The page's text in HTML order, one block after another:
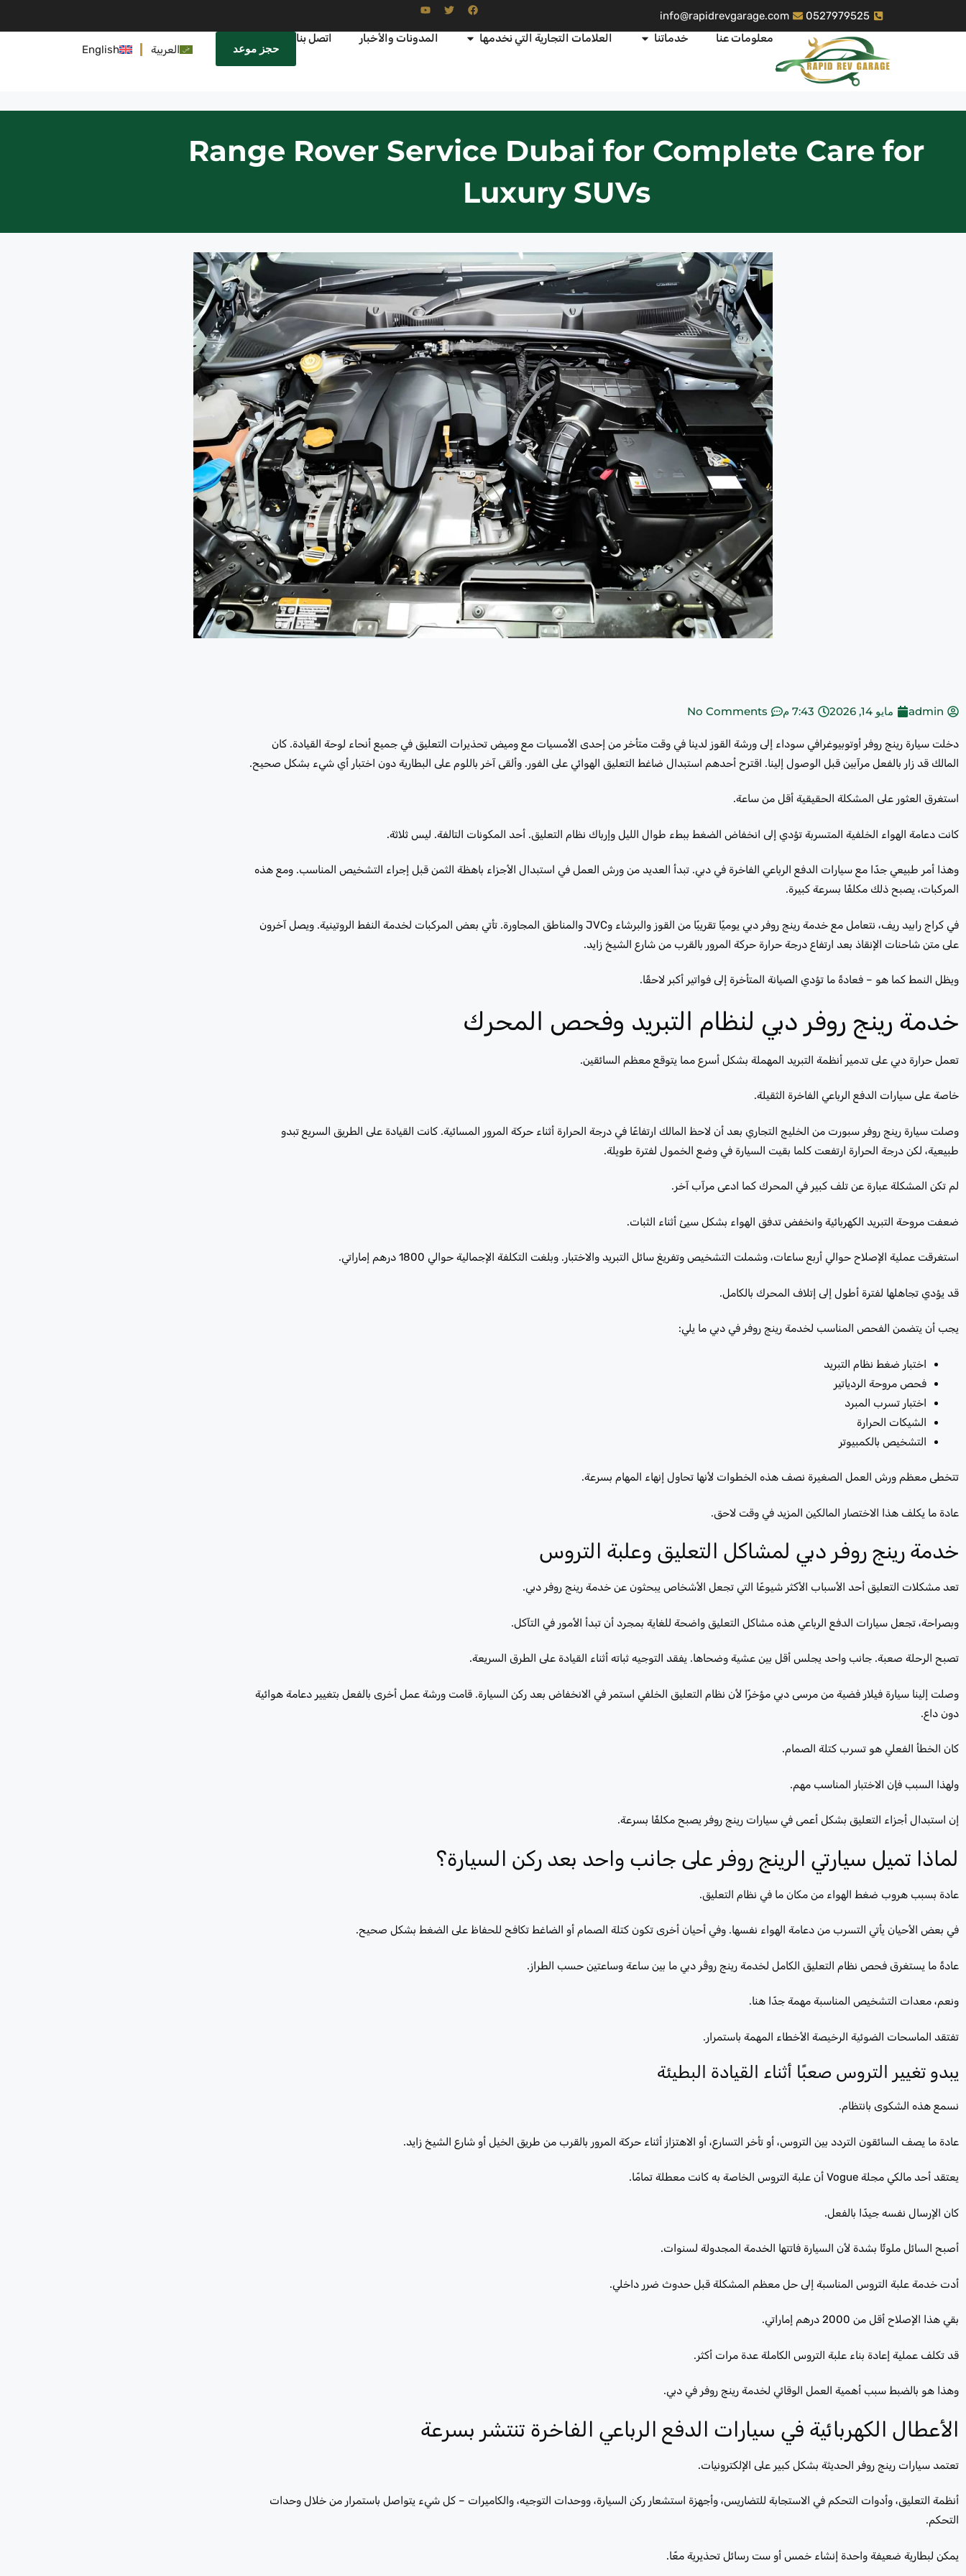
0527979525
info@rapidrevgarage.com
معلومات عنا
خدماتنا العلامات التجارية التي نخدمها المدونات والأخبار اتصل بنا
حجز موعد العربية English
Range Rover Service Dubai for Complete Care for
Luxury SUVs
admin مايو 14, 2026 7:43 م No Comments
دخلت سيارة رينج روفر أوتوبيوغرافي سوداء إلى ورشة القوز لدينا في وقت متأخر من إحدى الأمسيات مع وميض تحذيرات التعليق في جميع أنحاء لوحة القيادة. كان
المالك قد زار بالفعل مرآبين قبل الوصول إلينا. اقترح أحدهم استبدال ضاغط التعليق الهوائي على الفور. وألقى آخر باللوم على البطارية دون اختبار أي شيء بشكل صحيح.
استغرق العثور على المشكلة الحقيقية أقل من ساعة.
كانت دعامة الهواء الخلفية المتسربة تؤدي إلى انخفاض الضغط ببطء طوال الليل وإرباك نظام التعليق. أحد المكونات التالفة. ليس ثلاثة.
وهذا أمر طبيعي جدًا مع سيارات الدفع الرباعي الفاخرة في دبي. تبدأ العديد من ورش العمل في استبدال الأجزاء باهظة الثمن قبل إجراء التشخيص المناسب. ومع هذه
المركبات، يصبح ذلك مكلفًا بسرعة كبيرة.
في كراج رابيد ريف، نتعامل مع خدمة رينج روفر دبي يوميًا تقريبًا من القوز والبرشاء وJVC والمناطق المجاورة. تأتي بعض المركبات لخدمة النفط الروتينية. ويصل آخرون
على متن شاحنات الإنقاذ بعد ارتفاع درجة حرارة حركة المرور بالقرب من شارع الشيخ زايد.
ويظل النمط كما هو – فعادةً ما تؤدي الصيانة المتأخرة إلى فواتير أكبر لاحقًا.
خدمة رينج روفر دبي لنظام التبريد وفحص المحرك
تعمل حرارة دبي على تدمير أنظمة التبريد المهملة بشكل أسرع مما يتوقع معظم السائقين.
خاصة على سيارات الدفع الرباعي الفاخرة الثقيلة.
وصلت سيارة رينج روفر سبورت من الخليج التجاري بعد أن لاحظ المالك ارتفاعًا في درجة الحرارة أثناء حركة المرور المسائية. كانت القيادة على الطريق السريع تبدو
طبيعية، لكن درجة الحرارة ارتفعت كلما بقيت السيارة في وضع الخمول لفترة طويلة.
لم تكن المشكلة عبارة عن تلف كبير في المحرك كما ادعى مرآب آخر.
ضعفت مروحة التبريد الكهربائية وانخفض تدفق الهواء بشكل سيئ أثناء الثبات.
استغرقت عملية الإصلاح حوالي أربع ساعات، وشملت التشخيص وتفريغ سائل التبريد والاختبار. وبلغت التكلفة الإجمالية حوالي 1800 درهم إماراتي.
قد يؤدي تجاهلها لفترة أطول إلى إتلاف المحرك بالكامل.
يجب أن يتضمن الفحص المناسب لخدمة رينج روفر في دبي ما يلي:
اختبار ضغط نظام التبريد
فحص مروحة الردياتير
اختبار تسرب المبرد
الشيكات الحرارة
التشخيص بالكمبيوتر
تتخطى معظم ورش العمل الصغيرة نصف هذه الخطوات لأنها تحاول إنهاء المهام بسرعة.
عادة ما يكلف هذا الاختصار المالكين المزيد في وقت لاحق.
خدمة رينج روفر دبي لمشاكل التعليق وعلبة التروس
تعد مشكلات التعليق أحد الأسباب الأكثر شيوعًا التي تجعل الأشخاص يبحثون عن خدمة رينج روفر دبي.
وبصراحة، تجعل سيارات الدفع الرباعي هذه مشاكل التعليق واضحة للغاية بمجرد أن تبدأ الأمور في التآكل.
تصبح الرحلة صعبة. جانب واحد يجلس أقل بين عشية وضحاها. يفقد التوجيه ثباته أثناء القيادة على الطرق السريعة.
وصلت إلينا سيارة فيلار فضية من مرسى دبي مؤخرًا لأن نظام التعليق الخلفي استمر في الانخفاض بعد ركن السيارة. قامت ورشة عمل أخرى بالفعل بتغيير دعامة هوائية
دون داع.
كان الخطأ الفعلي هو تسرب كتلة الصمام.
ولهذا السبب فإن الاختبار المناسب مهم.
إن استبدال أجزاء التعليق بشكل أعمى في سيارات رينج روفر يصبح مكلفًا بسرعة.
لماذا تميل سيارتي الرينج روفر على جانب واحد بعد ركن السيارة؟
عادة بسبب هروب ضغط الهواء من مكان ما في نظام التعليق.
في بعض الأحيان يأتي التسرب من دعامة الهواء نفسها. وفي أحيان أخرى تكون كتلة الصمام أو الضاغط تكافح للحفاظ على الضغط بشكل صحيح.
عادةً ما يستغرق فحص نظام التعليق الكامل لخدمة رينج روڤر دبي ما بين ساعة وساعتين حسب الطراز.
ونعم، معدات التشخيص المناسبة مهمة جدًا هنا.
تفتقد الماسحات الضوئية الرخيصة الأخطاء المهمة باستمرار.
يبدو تغيير التروس صعبًا أثناء القيادة البطيئة
نسمع هذه الشكوى بانتظام.
عادة ما يصف السائقون التردد بين التروس، أو تأخر التسارع، أو الاهتزاز أثناء حركة المرور بالقرب من طريق الخيل أو شارع الشيخ زايد.
يعتقد أحد مالكي مجلة Vogue أن علبة التروس الخاصة به كانت معطلة تمامًا.
كان الإرسال نفسه جيدًا بالفعل.
أصبح السائل ملوثًا بشدة لأن السيارة فاتتها الخدمة المجدولة لسنوات.
أدت خدمة علبة التروس المناسبة إلى حل معظم المشكلة قبل حدوث ضرر داخلي.
بقي هذا الإصلاح أقل من 2000 درهم إماراتي.
قد تكلف عملية إعادة بناء علبة التروس الكاملة عدة مرات أكثر.
وهذا هو بالضبط سبب أهمية العمل الوقائي لخدمة رينج روفر في دبي.
الأعطال الكهربائية في سيارات الدفع الرباعي الفاخرة تنتشر بسرعة
تعتمد سيارات رينج روفر الحديثة بشكل كبير على الإلكترونيات.
أنظمة التعليق، وأدوات التحكم في الاستجابة للتضاريس، وأجهزة استشعار ركن السيارة، ووحدات التوجيه، والكاميرات – كل شيء يتواصل باستمرار من خلال وحدات
التحكم.
يمكن لبطارية ضعيفة واحدة إنشاء خمس أو ست رسائل تحذيرية معًا.